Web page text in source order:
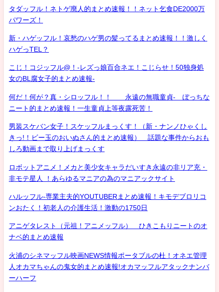
タダッフル！ネトゲ廃人的まとめ速報！！ネット乞食DE2000万
パワーズ！
新・ハゲッフル！哀愁のハゲ男の髪ってるまとめ速報！！激しく
ハゲっTEL？
こじ！コジッフル@！-レズっ娘百合ネエ！こじらせ！50独身処
女のBL腐女子的まとめ速報-
何だ！何が？真・シロッフル！！ 永遠の無職童貞- ぼっちな
ニート的まとめ速報！一生童貞上等夜露死苦！
男装スケバン女子！スケッフルまっくす！（新・ナンノひゃくし
きっ!！ビー玉のおいぬさん的まとめ速報） 話題な事件からおも
しろ動画まで取り上げまっくす
ロボットアニメ！メカと美少女キャラだいすき永遠の非リア充・
非モテ星人 ！あらゆるマニアの為のマニアックサイト
ハルッフル-専業主夫的YOUTUBERまとめ速報！キモデブロリコ
ンおたく！初老人の介護生活！激動の1750日
アニゲタレスト（元祖！アニメッフル） ひきこもりニートのオ
ナベ的まとめ速報
火浦のシネマッフル映画NEWS情報ポータブルの杜！オネエ管理
人オカマちゃんの鬼女的まとめ速報!オカマッフルアタックナンバ
ーハーフ